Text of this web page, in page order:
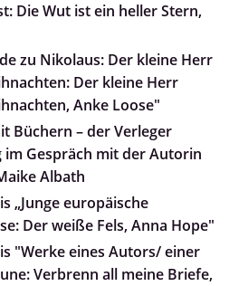
Die Wut ist ein heller Stern,
zu Nikolaus: Der kleine Herr
Der kleine Herr
Anke Loose"
Büchern – der Verleger
Gespräch mit der Autorin
Albath
„Junge europäische
Der weiße Fels, Anna Hope"
"Werke eines Autors/ einer
Verbrenn all meine Briefe,